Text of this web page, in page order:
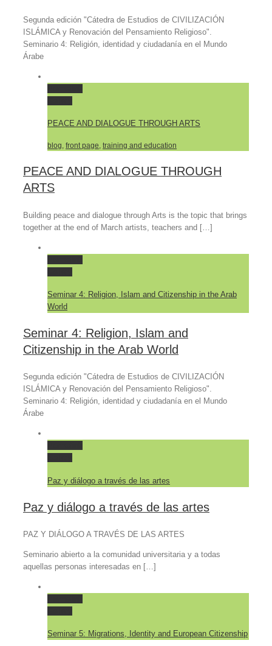
Segunda edición "Cátedra de Estudios de CIVILIZACIÓN
ISLÁMICA y Renovación del Pensamiento Religioso".
Seminario 4: Religión, identidad y ciudadanía en el Mundo
Árabe
PEACE AND DIALOGUE THROUGH ARTS
blog, front page, training and education
PEACE AND DIALOGUE THROUGH
ARTS
Building peace and dialogue through Arts is the topic that brings
together at the end of March artists, teachers and […]
Seminar 4: Religion, Islam and Citizenship in the Arab
World
Seminar 4: Religion, Islam and
Citizenship in the Arab World
Segunda edición "Cátedra de Estudios de CIVILIZACIÓN
ISLÁMICA y Renovación del Pensamiento Religioso".
Seminario 4: Religión, identidad y ciudadanía en el Mundo
Árabe
Paz y diálogo a través de las artes
Paz y diálogo a través de las artes
PAZ Y DIÁLOGO A TRAVÉS DE LAS ARTES
Seminario abierto a la comunidad universitaria y a todas
aquellas personas interesadas en […]
Seminar 5: Migrations, Identity and European Citizenship